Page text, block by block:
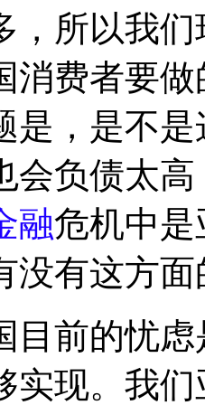
，所以我
消费者要
是，是不
会负债太
融危机中
没有这方
目前的忧
实现。我